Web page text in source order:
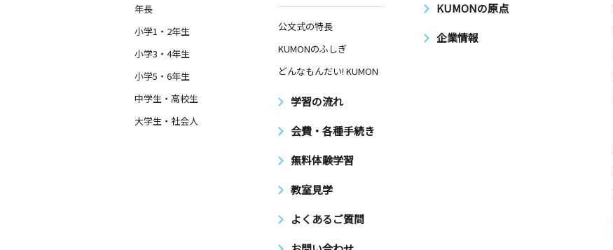
年長
小学1・2年生
小学3・4年生
小学5・6年生
中学生・高校生
大学生・社会人
公文式の特長
KUMONのふしぎ
どんなもんだい! KUMON
学習の流れ
会費・各種手続き
無料体験学習
教室見学
よくあるご質問
KUMONの原点
企業情報